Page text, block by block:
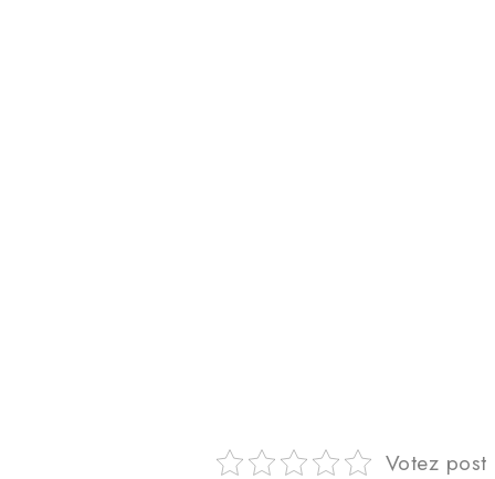
Votez post